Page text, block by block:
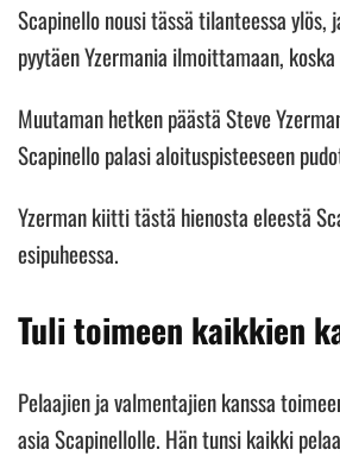
Scapinello nousi tässä tilanteessa ylös,
pyytäen Yzermania ilmoittamaan,
Muutaman hetken päästä Steve
Scapinello palasi aloituspisteeseen
Yzerman kiitti tästä hienosta eleestä
esipuheessa.
Tuli toimeen kaikkien
Pelaajien ja valmentajien kanssa
asia Scapinellolle. Hän tunsi kaikki